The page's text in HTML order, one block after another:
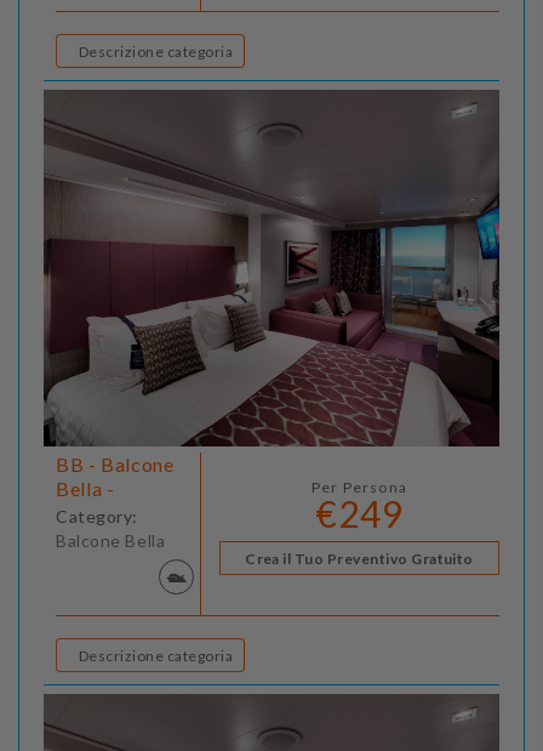
Descrizione categoria
BB - Balcone
Bella -
Category:
Balcone Bella
Per Persona
€249
Crea il Tuo Preventivo Gratuito
Descrizione categoria